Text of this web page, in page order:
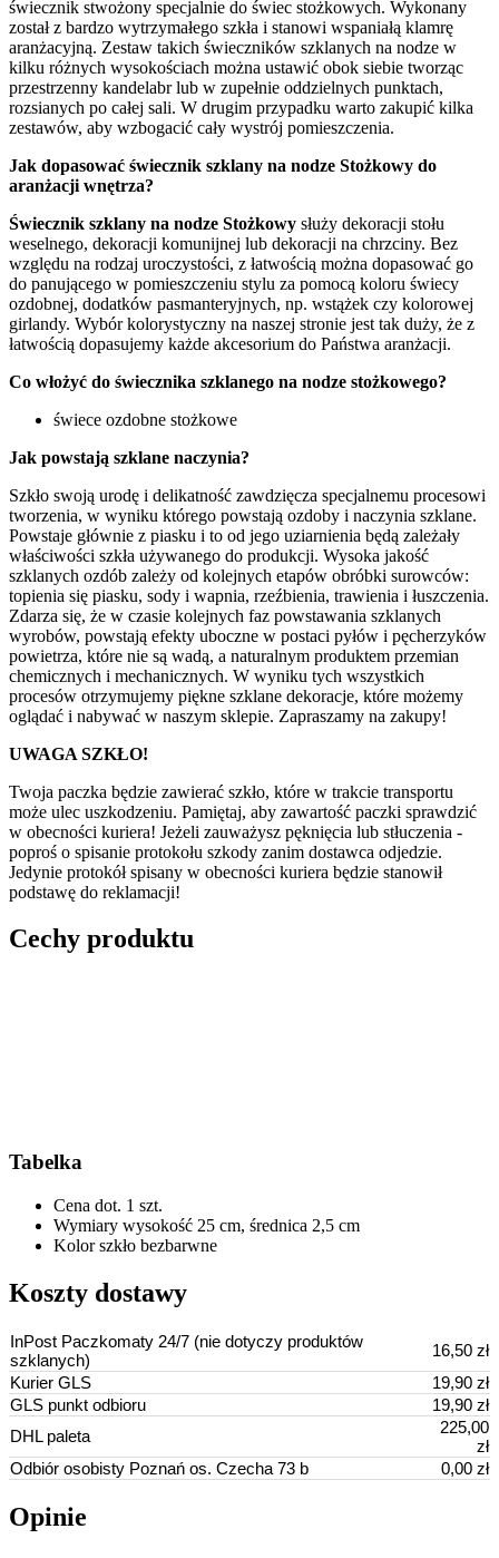
świecznik stwożony specjalnie do świec stożkowych. Wykonany
został z bardzo wytrzymałego szkła i stanowi wspaniałą klamrę
aranżacyjną. Zestaw takich świeczników szklanych na nodze w
kilku różnych wysokościach można ustawić obok siebie tworząc
przestrzenny kandelabr lub w zupełnie oddzielnych punktach,
rozsianych po całej sali. W drugim przypadku warto zakupić kilka
zestawów, aby wzbogacić cały wystrój pomieszczenia.
Jak dopasować świecznik szklany na nodze Stożkowy do
aranżacji wnętrza?
Świecznik szklany na nodze Stożkowy służy dekoracji stołu
weselnego, dekoracji komunijnej lub dekoracji na chrzciny. Bez
względu na rodzaj uroczystości, z łatwością można dopasować go
do panującego w pomieszczeniu stylu za pomocą koloru świecy
ozdobnej, dodatków pasmanteryjnych, np. wstążek czy kolorowej
girlandy. Wybór kolorystyczny na naszej stronie jest tak duży, że z
łatwością dopasujemy każde akcesorium do Państwa aranżacji.
Co włożyć do świecznika szklanego na nodze stożkowego?
świece ozdobne stożkowe
Jak powstają szklane naczynia?
Szkło swoją urodę i delikatność zawdzięcza specjalnemu procesowi
tworzenia, w wyniku którego powstają ozdoby i naczynia szklane.
Powstaje głównie z piasku i to od jego uziarnienia będą zależały
właściwości szkła używanego do produkcji. Wysoka jakość
szklanych ozdób zależy od kolejnych etapów obróbki surowców:
topienia się piasku, sody i wapnia, rzeźbienia, trawienia i łuszczenia.
Zdarza się, że w czasie kolejnych faz powstawania szklanych
wyrobów, powstają efekty uboczne w postaci pyłów i pęcherzyków
powietrza, które nie są wadą, a naturalnym produktem przemian
chemicznych i mechanicznych. W wyniku tych wszystkich
procesów otrzymujemy piękne szklane dekoracje, które możemy
oglądać i nabywać w naszym sklepie. Zapraszamy na zakupy!
UWAGA SZKŁO!
Twoja paczka będzie zawierać szkło, które w trakcie transportu
może ulec uszkodzeniu. Pamiętaj, aby zawartość paczki sprawdzić
w obecności kuriera! Jeżeli zauważysz pęknięcia lub stłuczenia -
poproś o spisanie protokołu szkody zanim dostawca odjedzie.
Jedynie protokół spisany w obecności kuriera będzie stanowił
podstawę do reklamacji!
Cechy produktu
Tabelka
Cena dot. 1 szt.
Wymiary wysokość 25 cm, średnica 2,5 cm
Kolor szkło bezbarwne
Koszty dostawy
InPost Paczkomaty 24/7 (nie dotyczy produktów
szklanych)
16,50 zł
Kurier GLS
19,90 zł
GLS punkt odbioru
19,90 zł
DHL paleta
225,00
zł
Odbiór osobisty Poznań os. Czecha 73 b
0,00 zł
Opinie